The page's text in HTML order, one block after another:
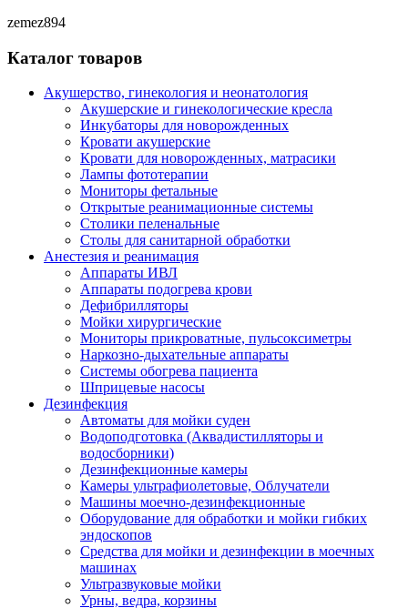
zemez894
Каталог товаров
Акушерство, гинекология и неонатология
Акушерские и гинекологические креслa
Инкубаторы для новорожденных
Кровати акушерские
Кровати для новорожденных, матрасики
Лампы фототерапии
Мониторы фетальные
Открытые реанимационные системы
Столики пеленальные
Столы для санитарной обработки
Анестезия и реанимация
Аппараты ИВЛ
Аппараты подогрева крови
Дефибрилляторы
Мойки хирургические
Мониторы прикроватные, пульсоксиметры
Наркозно-дыхательные аппараты
Системы обогрева пациента
Шприцевые насосы
Дезинфекция
Автоматы для мойки суден
Водоподготовка (Аквадистилляторы и
водосборники)
Дезинфекционные камеры
Камеры ультрафиолетовые, Облучатели
Машины моечно-дезинфекционные
Оборудование для обработки и мойки гибких
эндоскопов
Средства для мойки и дезинфекции в моечных
машинах
Ультразвуковые мойки
Урны, ведра, корзины